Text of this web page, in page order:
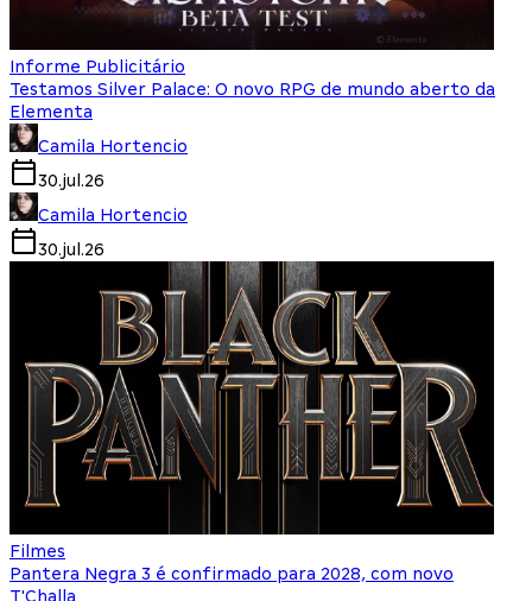
Informe Publicitário
Testamos Silver Palace: O novo RPG de mundo aberto da
Elementa
Camila Hortencio
30.jul.26
Camila Hortencio
30.jul.26
Filmes
Pantera Negra 3 é confirmado para 2028, com novo
T'Challa